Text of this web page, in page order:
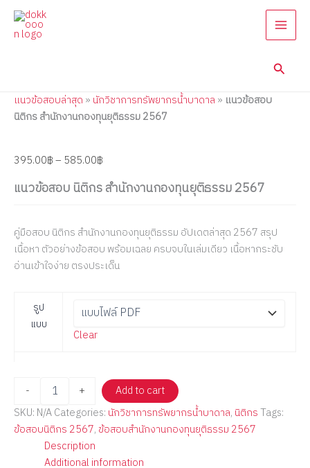
Skip
content
แนวข้อสอบล่าสุด » นักวิชาการทรัพยากรน้ำบาดาล » แนวข้อสอบ
นิติกร สำนักงานกองทุนยุติธรรม 2567
395.00฿– 585.00฿
แนวข้อสอบ นิติกร สำนักงานกองทุนยุติธรรม 2567
คู่มือสอบ นิติกร สำนักงานกองทุนยุติธรรม อัปเดตล่าสุด 2567 สรุป
เนื้อหา ตัวอย่างข้อสอบ พร้อมเฉลย ครบจบในเล่มเดียว เนื้อหากระชับ
อ่านเข้าใจง่าย ตรงประเด็น
รูป
แบบ
Clear
-
ข้อสอบ
นิติกร
quantity
+
Add to cart
SKU: N/ACategories: นักวิชาการทรัพยากรน้ำบาดาล, นิติกรTags:
ข้อสอบนิติกร 2567, ข้อสอบสำนักงานกองทุนยุติธรรม 2567
Description
Additional information